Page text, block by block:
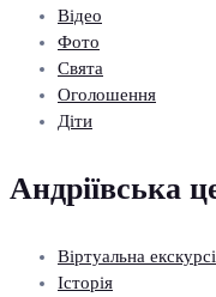
Відео
Фото
Свята
Оголошення
Діти
Андріївська
Віртуальна
Історія